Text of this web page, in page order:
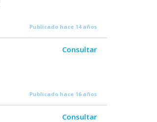
Publicado hace 14 años
Consultar
Publicado hace 16 años
Consultar